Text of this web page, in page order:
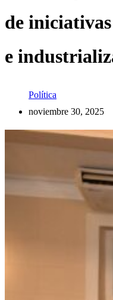
de
e
Política
noviembre 30, 2025